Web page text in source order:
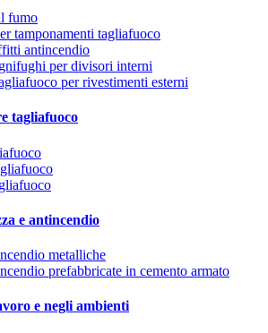
fumo
tamponamenti tagliafuoco
antincendio
per divisori interni
per rivestimenti esterni
tagliafuoco
e antincendio
metalliche
prefabbricate in cemento armato
e negli ambienti